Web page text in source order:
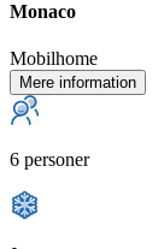
Monaco
Mobilhome
Mere information
6 personer